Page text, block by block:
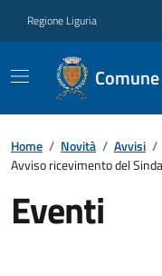
Regione Liguria
Home / Novità / Avvisi /
Avviso ricevimento del
Eventi